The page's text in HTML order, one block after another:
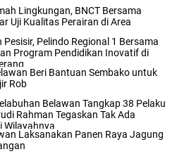
Lingkungan, BNCT Bersama
Uji Kualitas Perairan di Area
Pelindo Regional 1 Bersama
Program Pendidikan Inovatif di
Beri Bantuan Sembako untuk
Rob
Belawan Tangkap 38 Pelaku
Rahman Tegaskan Tak Ada
Wilayahnya
Laksanakan Panen Raya Jagung